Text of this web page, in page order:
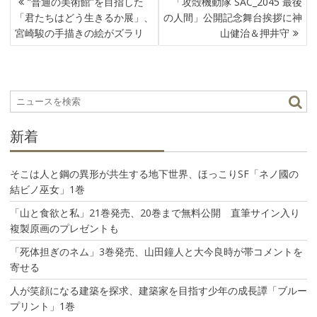
稿
ナ
ビ
シ
ョ
「君たちはどう生きるか展」、
宮崎駿の手描きの絵がズラリ
の人間」公開記念舞台挨拶に神
山健治＆押井守
新着
そこは人と鋼の異形が共生する地下世界、ほっこりSF「ネノ國の
結ビノ巫女」1巻
「山と食欲と私」21巻発売、20巻まで無料公開 直筆サイン入り
複製原画のプレゼントも
「死体担ぎのネム」3巻発売、山田鐘人と大今良時が帯コメントを
寄せる
人が笑顔になる建築を探求、建築家を目指す少年の成長譚「ブルー
プリント」1巻